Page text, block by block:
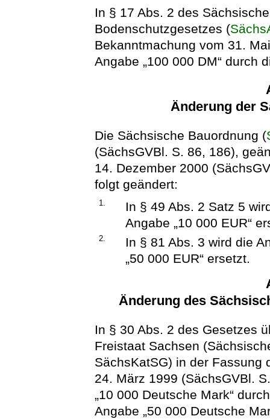
In § 17 Abs. 2 des
Bodenschutzgesetzes (
Bekanntmachung vom 31.
Angabe „100 000 DM“ durch
Änderung der
Die Sächsische Bauordnung (
(SächsGVBl. S. 86, 186),
14. Dezember 2000
folgt geändert:
1.
In § 49 Abs. 2 Satz 5
Angabe „10 000 EUR“
2.
In § 81 Abs. 3 wird die
„50 000 EUR“ ersetzt.
Änderung des
In § 30 Abs. 2 des Gesetzes
Freistaat Sachsen
SächsKatSG) in der Fassung
24. März 1999 (SächsGVBl.
„10 000 Deutsche Mark“
Angabe „50 000 Deutsche